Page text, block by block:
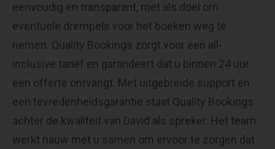
eenvoudig en transparant, met als doel om
eventuele drempels voor het boeken weg te
nemen. Quality Bookings zorgt voor een all-
inclusive tarief en garandeert dat u binnen 24 uur
een offerte ontvangt. Met uitgebreide support en
een tevredenheidsgarantie staat Quality Bookings
achter de kwaliteit van David als spreker. Het team
werkt nauw met u samen om ervoor te zorgen dat